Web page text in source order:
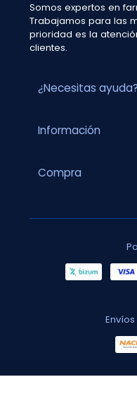
Somos expertos en
Trabajamos para las
prioridad es la
clientes.
¿Necesitas ayuda?
Información
Compra